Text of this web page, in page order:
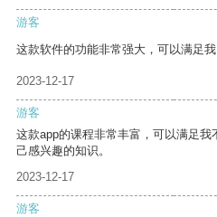
游客
这款软件的功能非常强大，可以满足我
2023-12-17
游客
这款app的课程非常丰富，可以满足
己感兴趣的知识。
2023-12-17
游客